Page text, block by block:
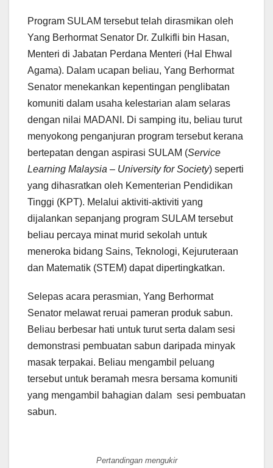
Program SULAM tersebut telah dirasmikan oleh
Yang Berhormat Senator Dr. Zulkifli bin Hasan,
Menteri di Jabatan Perdana Menteri (Hal Ehwal
Agama). Dalam ucapan beliau, Yang Berhormat
Senator menekankan kepentingan penglibatan
komuniti dalam usaha kelestarian alam selaras
dengan nilai MADANI. Di samping itu, beliau turut
menyokong penganjuran program tersebut kerana
bertepatan dengan aspirasi SULAM (Service
Learning Malaysia – University for Society) seperti
yang dihasratkan oleh Kementerian Pendidikan
Tinggi (KPT). Melalui aktiviti-aktiviti yang
dijalankan sepanjang program SULAM tersebut
beliau percaya minat murid sekolah untuk
meneroka bidang Sains, Teknologi, Kejuruteraan
dan Matematik (STEM) dapat dipertingkatkan.
Selepas acara perasmian, Yang Berhormat
Senator melawat reruai pameran produk sabun.
Beliau berbesar hati untuk turut serta dalam sesi
demonstrasi pembuatan sabun daripada minyak
masak terpakai. Beliau mengambil peluang
tersebut untuk beramah mesra bersama komuniti
yang mengambil bahagian dalam sesi pembuatan
sabun.
Pertandingan mengukir